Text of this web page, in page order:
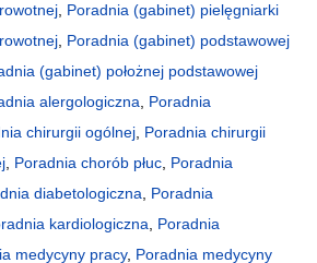
Poradnia (gabinet) pielęgniarki
Poradnia (gabinet) podstawowej
(gabinet) położnej podstawowej
alergologiczna
Poradnia
chirurgii ogólnej Poradnia chirurgii
Poradnia chorób płuc Poradnia
diabetologiczna
Poradnia
kardiologiczna
Poradnia
medycyny pracy, Poradnia medycyny